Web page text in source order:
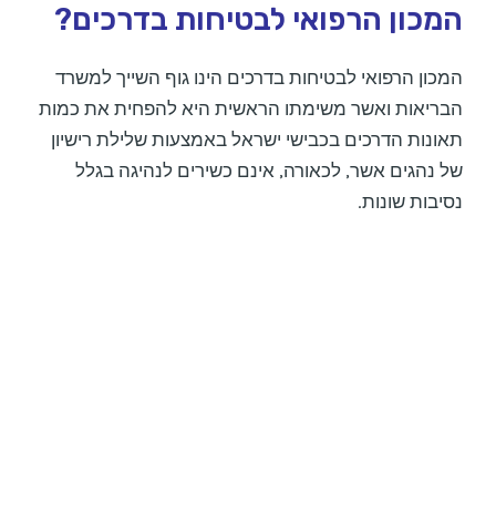
המכון הרפואי לבטיחות בדרכים?
המכון הרפואי לבטיחות בדרכים הינו גוף השייך למשרד
הבריאות ואשר משימתו הראשית היא להפחית את כמות
תאונות הדרכים בכבישי ישראל באמצעות שלילת רישיון
של נהגים אשר, לכאורה, אינם כשירים לנהיגה בגלל
נסיבות שונות.